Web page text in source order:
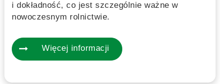
i dokładność, co jest szczególnie ważne w
nowoczesnym rolnictwie.
Więcej informacji